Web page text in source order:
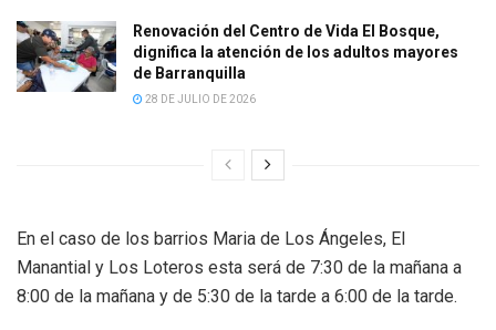
Renovación del Centro de Vida El Bosque,
dignifica la atención de los adultos mayores
de Barranquilla
28 DE JULIO DE 2026
En el caso de los barrios Maria de Los Ángeles, El
Manantial y Los Loteros esta será de 7:30 de la mañana a
8:00 de la mañana y de 5:30 de la tarde a 6:00 de la tarde.